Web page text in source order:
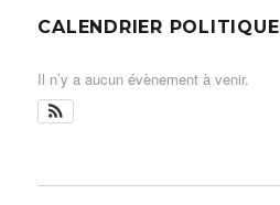
CALENDRIER POLITIQUE
Il n’y a aucun évènement à venir.